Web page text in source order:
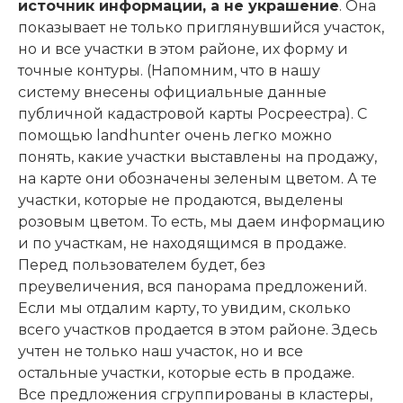
источник информации, а не украшение. Она
показывает не только приглянувшийся участок,
но и все участки в этом районе, их форму и
точные контуры. (Напомним, что в нашу
систему внесены официальные данные
публичной кадастровой карты Росреестра). С
помощью landhunter очень легко можно
понять, какие участки выставлены на продажу,
на карте они обозначены зеленым цветом. А те
участки, которые не продаются, выделены
розовым цветом. То есть, мы даем информацию
и по участкам, не находящимся в продаже.
Перед пользователем будет, без
преувеличения, вся панорама предложений.
Если мы отдалим карту, то увидим, сколько
всего участков продается в этом районе. Здесь
учтен не только наш участок, но и все
остальные участки, которые есть в продаже.
Все предложения сгруппированы в кластеры,